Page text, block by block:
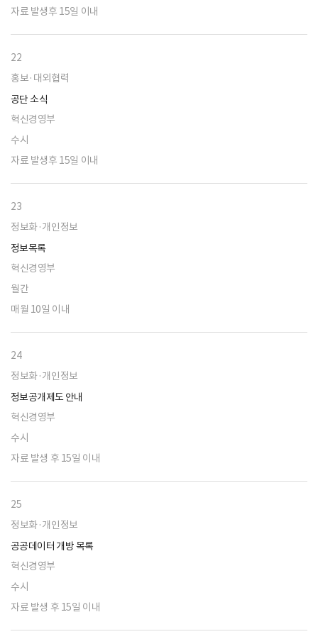
자료 발생후 15일 이내
22
홍보·대외협력
공단 소식
혁신경영부
수시
자료 발생후 15일 이내
23
정보화·개인정보
정보목록
혁신경영부
월간
매월 10일 이내
24
정보화·개인정보
정보공개제도 안내
혁신경영부
수시
자료 발생 후 15일 이내
25
정보화·개인정보
공공데이터 개방 목록
혁신경영부
수시
자료 발생 후 15일 이내